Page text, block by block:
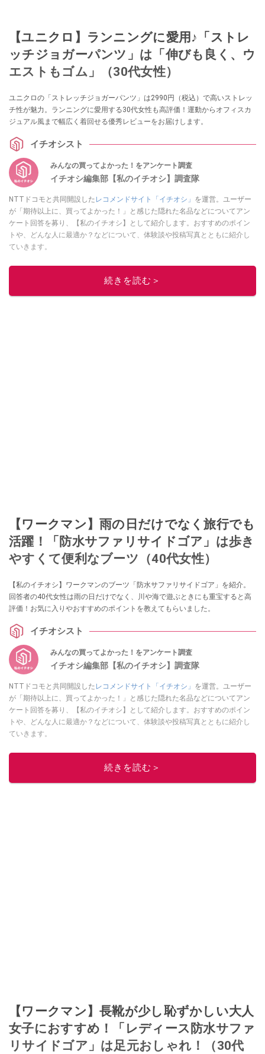
【ユニクロ】ランニングに愛用♪「ストレ
ッチジョガーパンツ」は「伸びも良く、ウ
エストもゴム」（30代女性）
ユニクロの「ストレッチジョガーパンツ」は2990円（税込）で高いストレッ
チ性が魅力。ランニングに愛用する30代女性も高評価！運動からオフィスカ
ジュアル風まで幅広く着回せる優秀レビューをお届けします。
イチオシスト
みんなの買ってよかった！をアンケート調査
イチオシ編集部【私のイチオシ】調査隊
NTTドコモと共同開設した レコメンドサイト「イチオシ」 を運営。ユーザー
が「期待以上に、買ってよかった！」と感じた隠れた名品などについてアン
ケート回答を募り、【私のイチオシ】として紹介します。おすすめのポイン
トや、どんな人に最適か？などについて、体験談や投稿写真とともに紹介し
ていきます。
このイチオシストの他の記事を読む
続きを読む＞
【ワークマン】雨の日だけでなく旅行でも
活躍！「防水サファリサイドゴア」は歩き
やすくて便利なブーツ（40代女性）
【私のイチオシ】ワークマンのブーツ「防水サファリサイドゴア」を紹介。
回答者の40代女性は雨の日だけでなく、川や海で遊ぶときにも重宝すると高
評価！お気に入りやおすすめのポイントを教えてもらいました。
イチオシスト
みんなの買ってよかった！をアンケート調査
イチオシ編集部【私のイチオシ】調査隊
NTTドコモと共同開設した レコメンドサイト「イチオシ」 を運営。ユーザー
が「期待以上に、買ってよかった！」と感じた隠れた名品などについてアン
ケート回答を募り、【私のイチオシ】として紹介します。おすすめのポイン
トや、どんな人に最適か？などについて、体験談や投稿写真とともに紹介し
ていきます。
このイチオシストの他の記事を読む
続きを読む＞
【ワークマン】長靴が少し恥ずかしい大人
女子におすすめ！「レディース防水サファ
リサイドゴア」は足元おしゃれ！（30代